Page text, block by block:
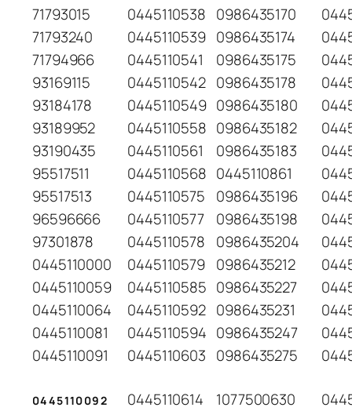
71793015
0445110538 0986435170
71793240
0445110539 0986435174
71794966
0445110541 0986435175
93169115
0445110542 0986435178
93184178
0445110549 0986435180
93189952
0445110558 0986435182
93190435
0445110561 0986435183
95517511
0445110568 0445110861
95517513
0445110575 0986435196
96596666
0445110577 0986435198
97301878
0445110578 0986435204
0445110000
0445110579 0986435212
0445110059
0445110585 0986435227
0445110064
0445110592 0986435231
0445110081
0445110594 0986435247
0445110091
0445110603 0986435275
0445110092 0445110614 1077500630